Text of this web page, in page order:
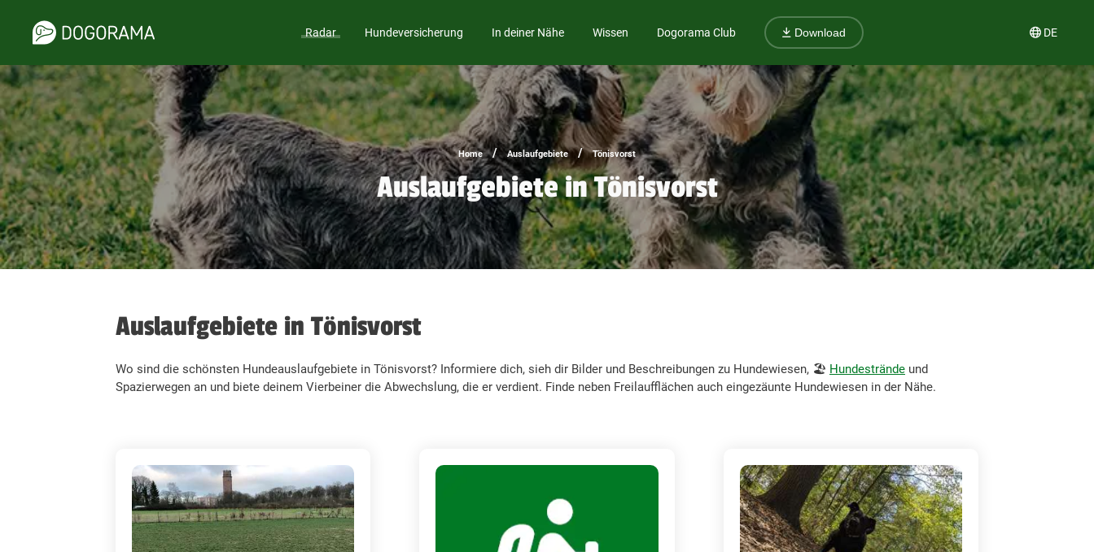
Radar Hundeversicherung In deiner Nähe Wissen Dogorama Club Download DE
Home / Auslaufgebiete / Tönisvorst
Auslaufgebiete in Tönisvorst
Auslaufgebiete in Tönisvorst
Wo sind die schönsten Hundeauslaufgebiete in Tönisvorst? Informiere dich, sieh dir Bilder und Beschreibungen zu Hundewiesen, 🏖️ Hundestrände und
Spazierwegen an und biete deinem Vierbeiner die Abwechslung, die er verdient. Finde neben Freilaufflächen auch eingezäunte Hundewiesen in der Nähe.